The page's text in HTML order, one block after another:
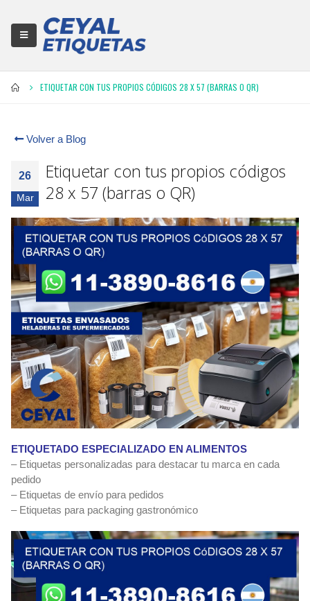
ETIQUETAR CON TUS PROPIOS CÓDIGOS 28 X 57 (BARRAS O QR)
Volver a Blog
26
Mar
Etiquetar con tus propios códigos
28 x 57 (barras o QR)
ETIQUETADO ESPECIALIZADO EN ALIMENTOS
– Etiquetas personalizadas para destacar tu marca en cada
pedido
– Etiquetas de envío para pedidos
– Etiquetas para packaging gastronómico